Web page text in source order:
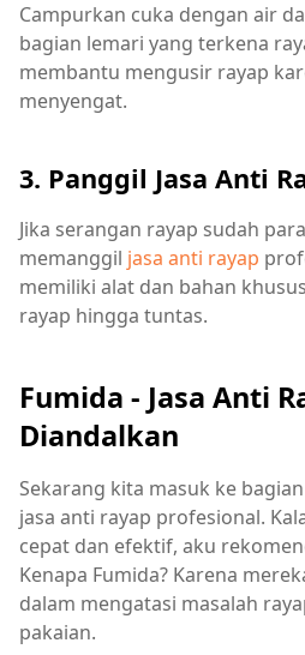
Campurkan cuka dengan air
bagian lemari yang terkena
membantu mengusir rayap
menyengat.
3. Panggil Jasa Anti
Jika serangan rayap sudah
memanggil jasa anti rayap
memiliki alat dan bahan
rayap hingga tuntas.
Fumida - Jasa Anti
Diandalkan
Sekarang kita masuk ke
jasa anti rayap profesional.
cepat dan efektif, aku
Kenapa Fumida? Karena
dalam mengatasi masalah
pakaian.